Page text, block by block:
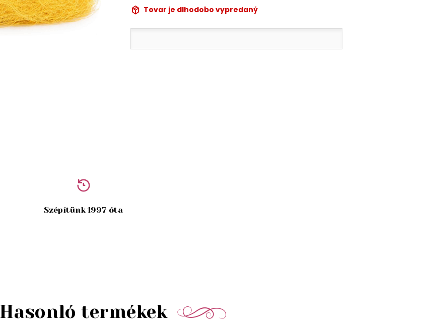
Tovar je dlhodobo vypredaný
Szépítünk 1997 óta
Hasonló termékek